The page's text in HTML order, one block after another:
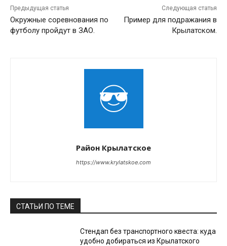
Предыдущая статья
Окружные соревнования по
футболу пройдут в ЗАО.
Следующая статья
Пример для подражания в
Крылатском.
Район Крылатское
https://www.krylatskoe.com
СТАТЬИ ПО ТЕМЕ
Стендап без транспортного квеста: куда
удобно добираться из Крылатского